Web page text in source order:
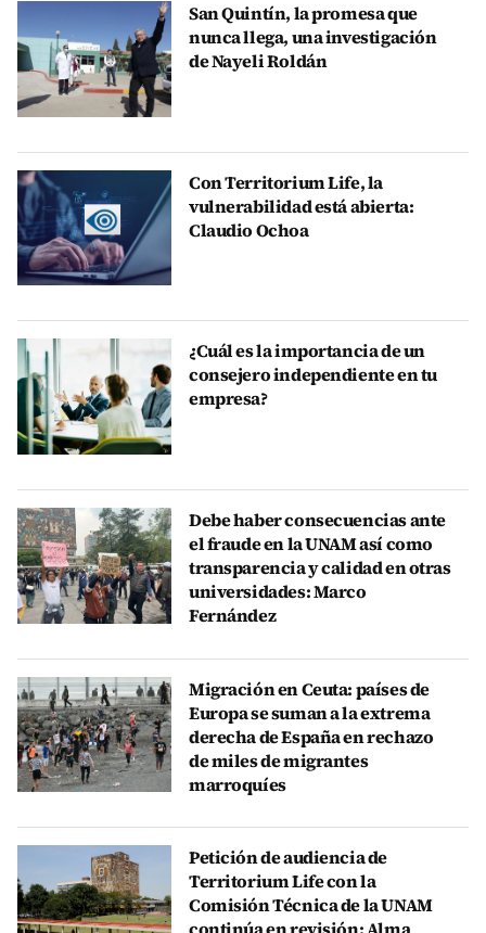
San Quintín, la promesa que
nunca llega, una investigación
de Nayeli Roldán
Con Territorium Life, la
vulnerabilidad está abierta:
Claudio Ochoa
¿Cuál es la importancia de un
consejero independiente en tu
empresa?
Debe haber consecuencias ante
el fraude en la UNAM así como
transparencia y calidad en otras
universidades: Marco
Fernández
Migración en Ceuta: países de
Europa se suman a la extrema
derecha de España en rechazo
de miles de migrantes
marroquíes
Petición de audiencia de
Territorium Life con la
Comisión Técnica de la UNAM